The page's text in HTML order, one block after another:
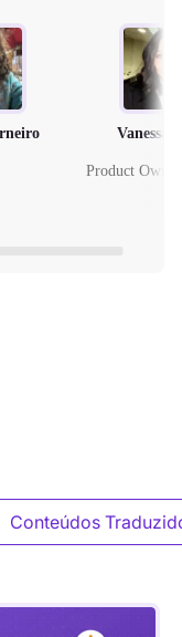
Vanessa
Product
Conteúdos